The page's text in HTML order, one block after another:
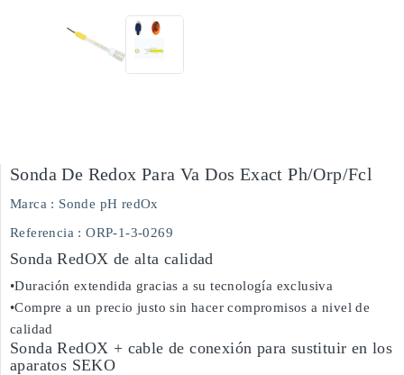
Sonda De Redox Para Va Dos Exact Ph/orp/fcl
Marca : Sonde pH redOx
Referencia : ORP-1-3-0269
Sonda RedOX de alta calidad
•Duración extendida gracias a su tecnología exclusiva
•Compre a un precio justo sin hacer compromisos a nivel de
calidad
Sonda RedOX + cable de conexión para sustituir en los
aparatos SEKO